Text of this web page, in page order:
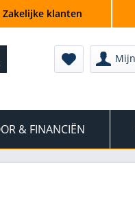
Zakelijke klanten
& FINANCIËN